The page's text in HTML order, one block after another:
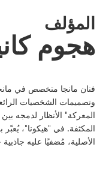
المؤلف
هجوم
فنان مانجا متخصص في
وتصميمات الشخصيات
المعركة" الأنظار لدمجه
المكثفة. في "هيكونا"،
الأصلية، مُضفيًا عليه